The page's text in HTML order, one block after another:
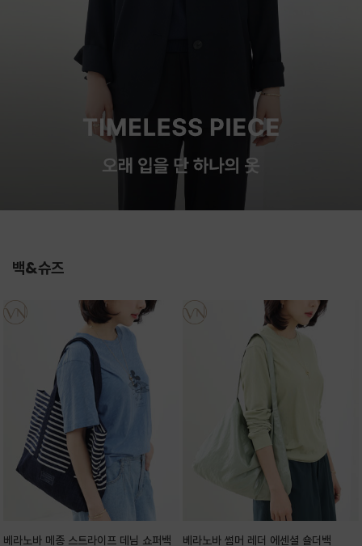
백&슈즈
베라노바 메종 스트라이프 데님 쇼퍼백 베라노바 썸머 레더 에센셜 숄더백